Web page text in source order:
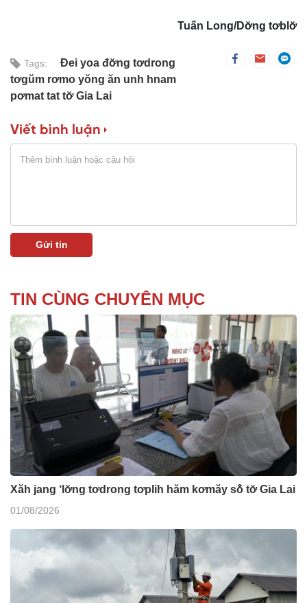
Tuấn Long/Dơ̆ng tơblơ̆
Tags:
Đei yoa đơ̆ng tơdrong
tơgŭm rơmo yŏng ăn unh hnam
pơmat tat tơ̆ Gia Lai
Viết bình luận
TIN CÙNG CHUYÊN MỤC
Xăh jang ‘lơ̆ng tơdrong tơplih hăm kơmăy sô̆ tơ̆ Gia Lai
01/08/2026